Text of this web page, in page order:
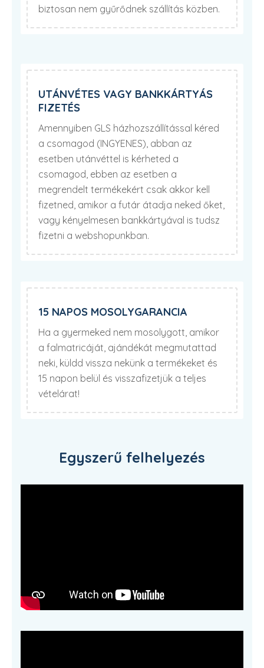
biztosan nem gyűrődnek szállítás közben.
UTÁNVÉTES VAGY BANKKÁRTYÁS
FIZETÉS
Amennyiben GLS házhozszállítással kéred
a csomagod (INGYENES), abban az
esetben utánvéttel is kérheted a
csomagod, ebben az esetben a
megrendelt termékekért csak akkor kell
fizetned, amikor a futár átadja neked őket,
vagy kényelmesen bankkártyával is tudsz
fizetni a webshopunkban.
15 NAPOS MOSOLYGARANCIA
Ha a gyermeked nem mosolygott, amikor
a falmatricáját, ajándékát megmutattad
neki, küldd vissza nekünk a termékeket és
15 napon belül és visszafizetjük a teljes
vételárat!
Egyszerű felhelyezés